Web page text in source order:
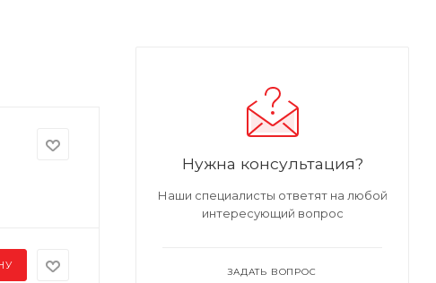
Нужна консультация?
Наши специалисты ответят на любой
интересующий вопрос
ЗАДАТЬ ВОПРОС